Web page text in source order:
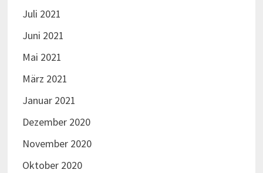
Juli 2021
Juni 2021
Mai 2021
März 2021
Januar 2021
Dezember 2020
November 2020
Oktober 2020